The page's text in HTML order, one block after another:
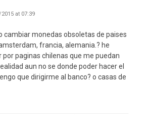
at 07:39
cambiar monedas obsoletas de paises
francia, alemania.? he
paginas chilenas que me puedan
aun no se donde poder hacer el
que dirigirme al banco? o casas de